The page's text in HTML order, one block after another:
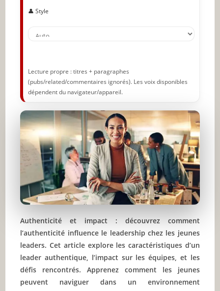
👤 Style
Lecture propre : titres + paragraphes
(pubs/related/commentaires ignorés). Les voix disponibles
dépendent du navigateur/appareil.
Authenticité et impact : découvrez comment
l’authenticité influence le leadership chez les jeunes
leaders. Cet article explore les caractéristiques d’un
leader authentique, l’impact sur les équipes, et les
défis rencontrés. Apprenez comment les jeunes
peuvent naviguer dans un environnement